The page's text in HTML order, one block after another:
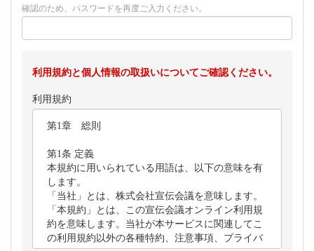
確認のため、パスワードを再度ご入力ください。
利用規約と個人情報の取扱いについてご確認ください。
利用規約